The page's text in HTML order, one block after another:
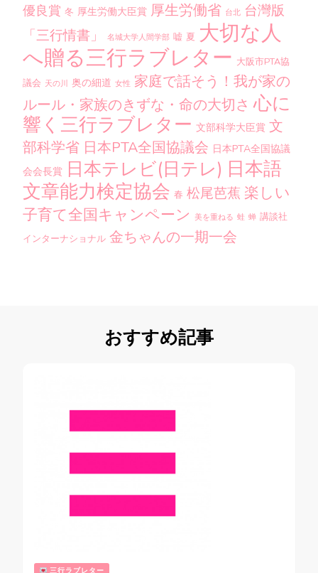
優良賞 冬 厚生労働大臣賞 厚生労働省 台北 台灣版
「三行情書」
名城大学人間学部 嘘 夏 大切な人
へ贈る三行ラブレター 大阪市PTA協
議会 天の川 奥の細道 女性 家庭で話そう！我が家の
ルール・家族のきずな・命の大切さ 心に
響く三行ラブレター 文部科学大臣賞 文
部科学省 日本PTA全国協議会 日本PTA全国協議
会会長賞 日本テレビ(日テレ) 日本語
文章能力検定協会 春 松尾芭蕉 楽しい
子育て全国キャンペーン 美を重ねる 蛙 蝉 講談社
インターナショナル 金ちゃんの一期一会
おすすめ記事
三行ラブレター